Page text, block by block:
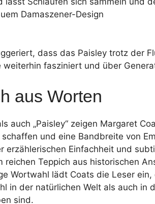
Damaszener-Design
dass das Paisley trotz der
fasziniert und über
aus Worten
auch „Paisley“ zeigen Margaret
und eine Bandbreite von
erzählerischen Einfachheit und
reichen Teppich aus historischen
Wortwahl lädt Coats die Leser
in der natürlichen Welt als auch in
sind.